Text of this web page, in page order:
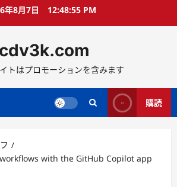
年8月7日 12:48:56 PM
cdv3k.com
トはプロモーションを含みます
購読
with the GitHub Copilot app